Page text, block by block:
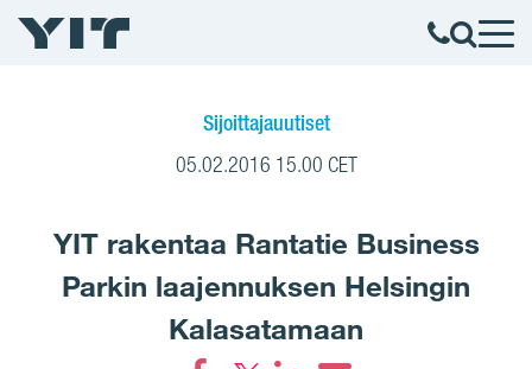
Sijoittajauutiset
05.02.2016 15.00 CET
YIT rakentaa Rantatie Business
Parkin laajennuksen Helsingin
Kalasatamaan